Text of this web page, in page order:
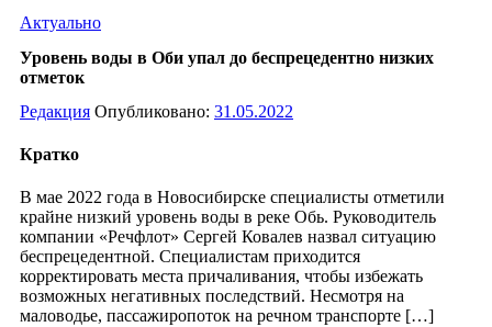
Актуально
Уровень воды в Оби упал до беспрецедентно низких
отметок
Редакция Опубликовано: 31.05.2022
Кратко
В мае 2022 года в Новосибирске специалисты отметили
крайне низкий уровень воды в реке Обь. Руководитель
компании «Речфлот» Сергей Ковалев назвал ситуацию
беспрецедентной. Специалистам приходится
корректировать места причаливания, чтобы избежать
возможных негативных последствий. Несмотря на
маловодье, пассажиропоток на речном транспорте […]